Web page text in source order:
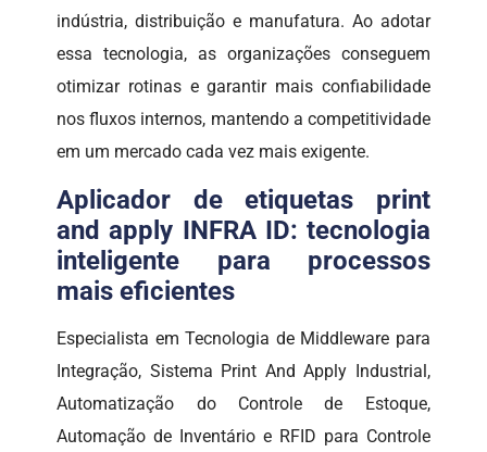
indústria, distribuição e manufatura. Ao adotar
essa tecnologia, as organizações conseguem
otimizar rotinas e garantir mais confiabilidade
nos fluxos internos, mantendo a competitividade
em um mercado cada vez mais exigente.
Aplicador de etiquetas print
and apply INFRA ID: tecnologia
inteligente para processos
mais eficientes
Especialista em Tecnologia de Middleware para
Integração, Sistema Print And Apply Industrial,
Automatização do Controle de Estoque,
Automação de Inventário e RFID para Controle